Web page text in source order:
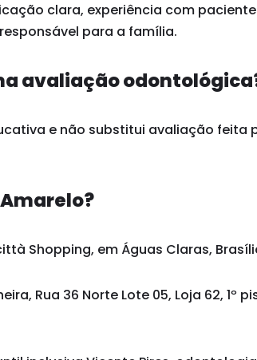
clara, experiência com
para a família.
avaliação
e não substitui avaliação feita
Shopping, em Águas Claras,
Rua 36 Norte Lote 05, Loja 62, 1º